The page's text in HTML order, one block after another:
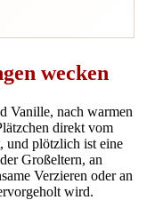
wecken
Vanille, nach warmen
direkt vom
und plötzlich ist eine
Großeltern, an
Verzieren oder an
wird.